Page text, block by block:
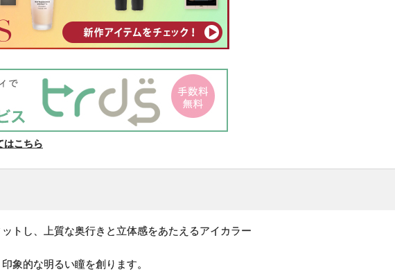
はこちら
トし、上質な奥行きと立体感をあたえるアイカラー
象的な明るい瞳を創ります。